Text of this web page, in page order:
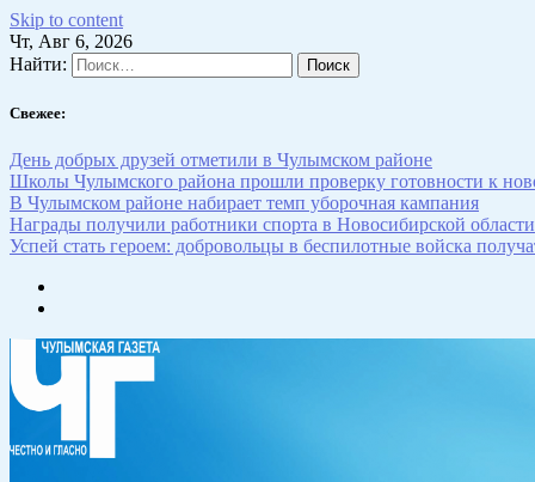
Skip to content
Чт, Авг 6, 2026
Найти:
Свежее:
День добрых друзей отметили в Чулымском районе
Школы Чулымского района прошли проверку готовности к
В Чулымском районе набирает темп уборочная кампания
Награды получили работники спорта в Новосибирской области
Успей стать героем: добровольцы в беспилотные войска